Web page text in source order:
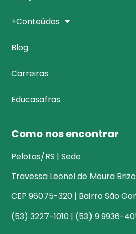
+Conteúdos
Blog
Carreiras
Educasafras
Como nos encontrar
Pelotas/RS | Sede
Travessa Leonel de Moura
CEP 96075-320 | Bairro São
(53) 3227-1010 | (53) 9 9936-